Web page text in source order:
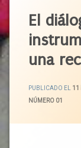
De
Producción
Financiación
Formación
I+D+i
Agroalimentaria
Crisis
Dependencia
Discapacidad
Familiar
Enfermedad
El
una
PUBLICADO EL 11
CATEGORÍAS:
NÚMERO 01
Acuerdo
Político
Castilla
CCOO
Cortes